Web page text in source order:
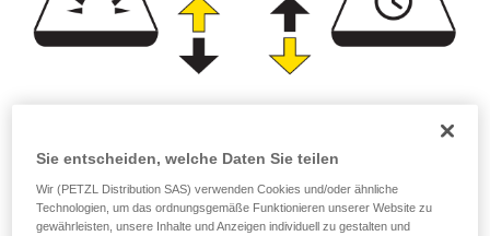
(Lumen)
oder
Sie entscheiden, welche Daten Sie teilen
Wir (PETZL Distribution SAS) verwenden Cookies und/oder ähnliche
Technologien, um das ordnungsgemäße Funktionieren unserer Website zu
gewährleisten, unsere Inhalte und Anzeigen individuell zu gestalten und